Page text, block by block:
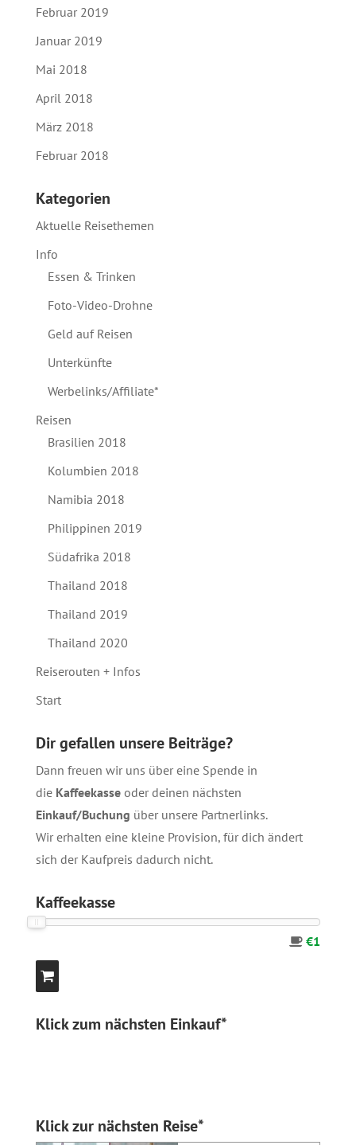
Februar 2019
Januar 2019
Mai 2018
April 2018
März 2018
Februar 2018
Kategorien
Aktuelle Reisethemen
Info
Essen & Trinken
Foto-Video-Drohne
Geld auf Reisen
Unterkünfte
Werbelinks/Affiliate*
Reisen
Brasilien 2018
Kolumbien 2018
Namibia 2018
Philippinen 2019
Südafrika 2018
Thailand 2018
Thailand 2019
Thailand 2020
Reiserouten + Infos
Start
Dir gefallen unsere Beiträge?
Dann freuen wir uns über eine Spende in
die Kaffeekasseoder deinen nächsten
Einkauf/Buchung über unsere Partnerlinks.
Wir erhalten eine kleine Provision, für dich ändert
sich der Kaufpreis dadurch nicht.
Kaffeekasse
€1
Klick zum nächsten Einkauf*
Klick zur nächsten Reise*